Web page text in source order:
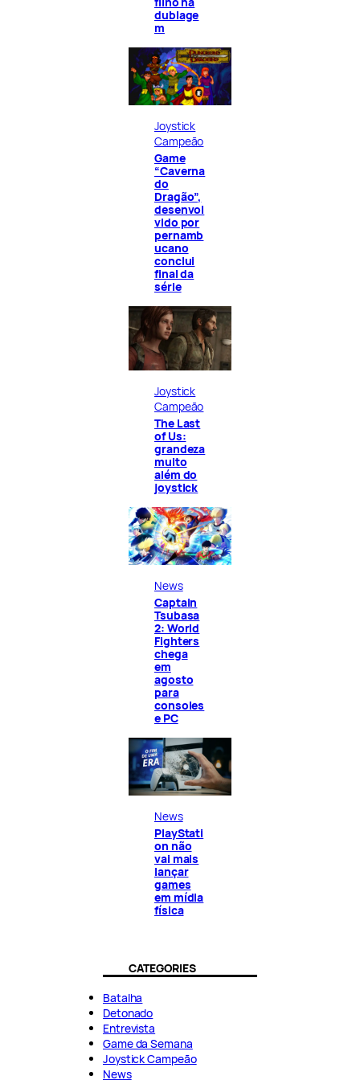
dublage
m
Joystick
Campeão
Game
“Caverna
do
Dragão”,
desenvol
vido por
pernamb
ucano
conclui
final da
série
Joystick
Campeão
The Last
of Us:
grandeza
muito
além do
joystick
News
Captain
Tsubasa
2: World
Fighters
chega
em
agosto
para
consoles
e PC
News
PlayStati
on não
vai mais
lançar
games
em mídia
física
CATEGORIES
Batalha
Detonado
Entrevista
Game da Semana
Joystick Campeão
News